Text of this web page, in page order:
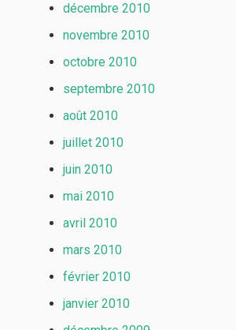
décembre 2010
novembre 2010
octobre 2010
septembre 2010
août 2010
juillet 2010
juin 2010
mai 2010
avril 2010
mars 2010
février 2010
janvier 2010